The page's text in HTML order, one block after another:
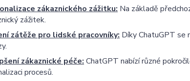
zákaznického zážitku: Na základě
zážitek.
zátěže pro lidské pracovníky: Díky ChatuGPT se
zákaznické péče: ChatGPT nabízí různé
procesů.